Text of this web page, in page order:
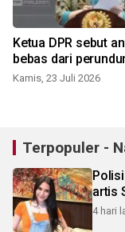
Ketua DPR sebut
bebas dari
Kamis, 23 Juli 2026
Terpopuler -
artis
4 hari